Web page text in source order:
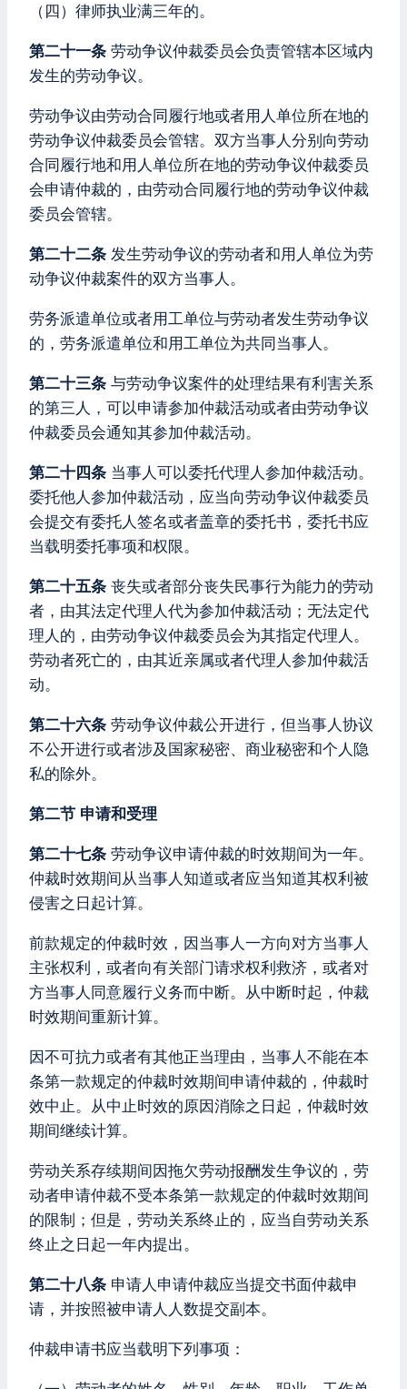
（四）律师执业满三年的。
第二十一条 劳动争议仲裁委员会负责管辖本区域内
发生的劳动争议。
劳动争议由劳动合同履行地或者用人单位所在地的
劳动争议仲裁委员会管辖。双方当事人分别向劳动
合同履行地和用人单位所在地的劳动争议仲裁委员
会申请仲裁的，由劳动合同履行地的劳动争议仲裁
委员会管辖。
第二十二条 发生劳动争议的劳动者和用人单位为劳
动争议仲裁案件的双方当事人。
劳务派遣单位或者用工单位与劳动者发生劳动争议
的，劳务派遣单位和用工单位为共同当事人。
第二十三条 与劳动争议案件的处理结果有利害关系
的第三人，可以申请参加仲裁活动或者由劳动争议
仲裁委员会通知其参加仲裁活动。
第二十四条 当事人可以委托代理人参加仲裁活动。
委托他人参加仲裁活动，应当向劳动争议仲裁委员
会提交有委托人签名或者盖章的委托书，委托书应
当载明委托事项和权限。
第二十五条 丧失或者部分丧失民事行为能力的劳动
者，由其法定代理人代为参加仲裁活动；无法定代
理人的，由劳动争议仲裁委员会为其指定代理人。
劳动者死亡的，由其近亲属或者代理人参加仲裁活
动。
第二十六条 劳动争议仲裁公开进行，但当事人协议
不公开进行或者涉及国家秘密、商业秘密和个人隐
私的除外。
第二节 申请和受理
第二十七条 劳动争议申请仲裁的时效期间为一年。
仲裁时效期间从当事人知道或者应当知道其权利被
侵害之日起计算。
前款规定的仲裁时效，因当事人一方向对方当事人
主张权利，或者向有关部门请求权利救济，或者对
方当事人同意履行义务而中断。从中断时起，仲裁
时效期间重新计算。
因不可抗力或者有其他正当理由，当事人不能在本
条第一款规定的仲裁时效期间申请仲裁的，仲裁时
效中止。从中止时效的原因消除之日起，仲裁时效
期间继续计算。
劳动关系存续期间因拖欠劳动报酬发生争议的，劳
动者申请仲裁不受本条第一款规定的仲裁时效期间
的限制；但是，劳动关系终止的，应当自劳动关系
终止之日起一年内提出。
第二十八条 申请人申请仲裁应当提交书面仲裁申
请，并按照被申请人人数提交副本。
仲裁申请书应当载明下列事项：